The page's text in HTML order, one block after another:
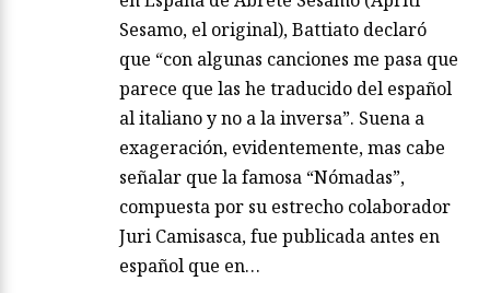
Sesamo, el original), Battiato declaró
que “con algunas canciones me pasa que
parece que las he traducido del español
al italiano y no a la inversa”. Suena a
exageración, evidentemente, mas cabe
señalar que la famosa “Nómadas”,
compuesta por su estrecho colaborador
Juri Camisasca, fue publicada antes en
español que en…